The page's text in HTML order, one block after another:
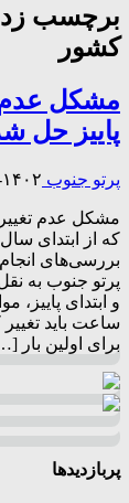
برچسب
کشور
مشکل عدم
پاییز حل
پرتو جنوب ۱۴۰۲-۰۷-۰۲
مشکل عدم
بررسی‌های
پرتو جنوب به
و ابتدای پاییز،
برای اولین بار
پربازدیدها